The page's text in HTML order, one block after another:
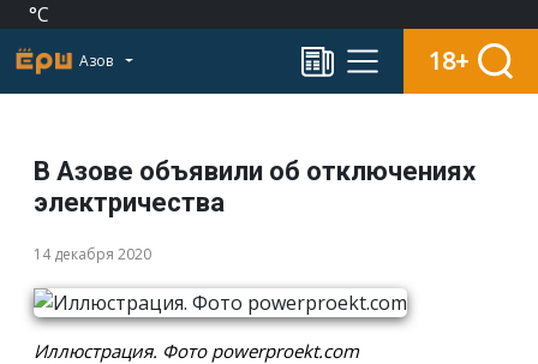
°C
Азов 18+
В Азове объявили об отключениях
электричества
14 декабря 2020
Иллюстрация. Фото powerproekt.com